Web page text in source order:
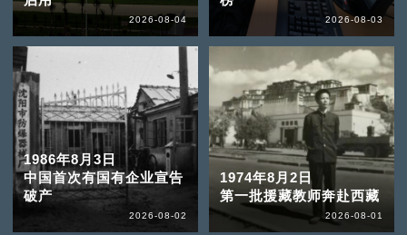
2026-08-04 2026-08-03
1986年8月3日
中国首次有国有企业宣告
破产
2026-08-02
1974年8月2日
第一批援藏教师奔赴西藏
2026-08-01